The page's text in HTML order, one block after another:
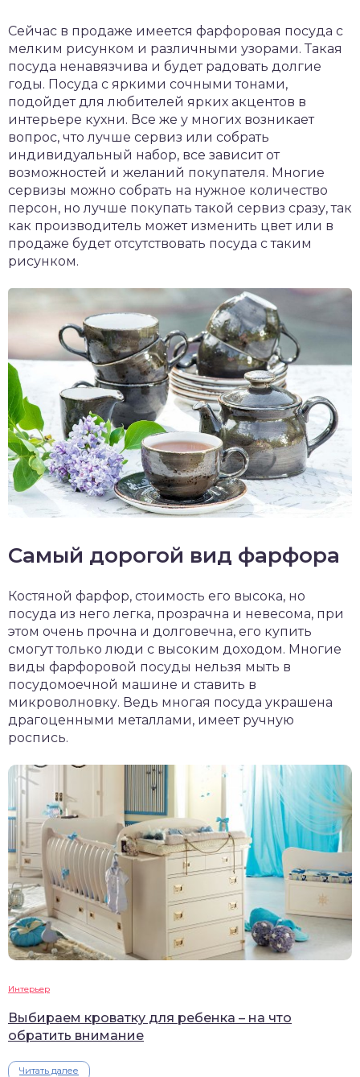
Сейчас в продаже имеется фарфоровая посуда с
мелким рисунком и различными узорами. Такая
посуда ненавязчива и будет радовать долгие
годы. Посуда с яркими сочными тонами,
подойдет для любителей ярких акцентов в
интерьере кухни. Все же у многих возникает
вопрос, что лучше сервиз или собрать
индивидуальный набор, все зависит от
возможностей и желаний покупателя. Многие
сервизы можно собрать на нужное количество
персон, но лучше покупать такой сервиз сразу, так
как производитель может изменить цвет или в
продаже будет отсутствовать посуда с таким
рисунком.
Самый дорогой вид фарфора
Костяной фарфор, стоимость его высока, но
посуда из него легка, прозрачна и невесома, при
этом очень прочна и долговечна, его купить
смогут только люди с высоким доходом. Многие
виды фарфоровой посуды нельзя мыть в
посудомоечной машине и ставить в
микроволновку. Ведь многая посуда украшена
драгоценными металлами, имеет ручную
роспись.
Интерьер
Выбираем кроватку для ребенка – на что
обратить внимание
Читать далее